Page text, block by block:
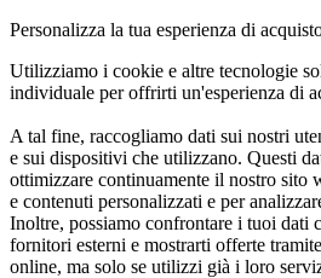
Personalizza la tua esperienza di
Utilizziamo i cookie e altre tecnologie
individuale per offrirti un'esperienza di
A tal fine, raccogliamo dati sui nostri
e sui dispositivi che utilizzano. Questi
ottimizzare continuamente il nostro sito
e contenuti personalizzati e per
Inoltre, possiamo confrontare i tuoi dati
fornitori esterni e mostrarti offerte
online, ma solo se utilizzi già i loro